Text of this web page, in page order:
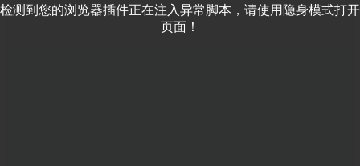
检测到您的浏览器插件正在注入异常脚本，请使用隐身模式打开
页面！